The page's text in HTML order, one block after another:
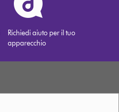
Richiedi aiuto per il tuo
apparecchio